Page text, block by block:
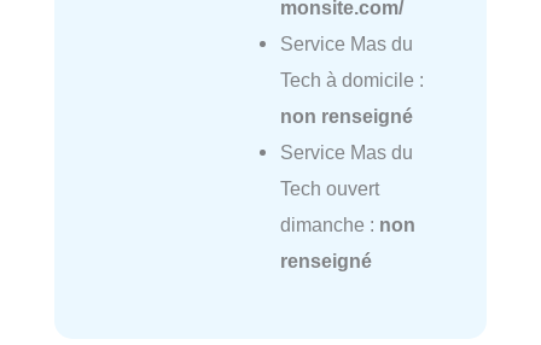
monsite.com/
Service Mas du
Tech à domicile :
non renseigné
Service Mas du
Tech ouvert
dimanche : non
renseigné